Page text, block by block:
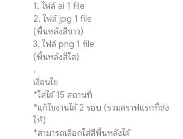
1. ไฟล์ ai 1 file
2. ไฟล์ jpg 1 file
(พื้นหลังสีขาว)
3. ไฟล์ png 1 file
(พื้นหลังสีใส)
.
เงื่อนไข
*ใส่ได้ 15 สถานที่
*แก้ไขงานได้ 2 รอบ (รวมดราฟแรกที่ส่ง
ให้)
*สามารถเลือกใส่สีพื้นหลังได้